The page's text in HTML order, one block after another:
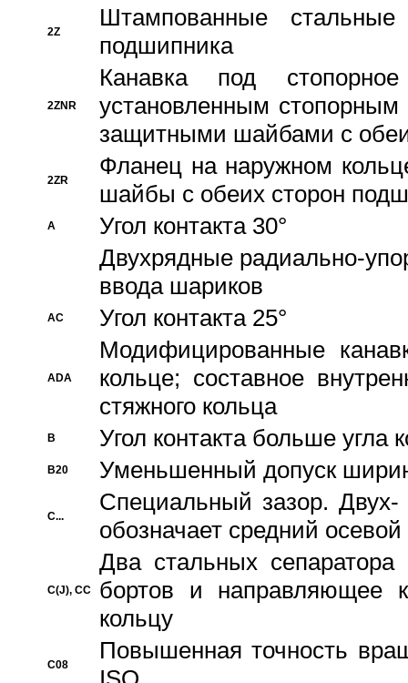
2Z
Штампованные
подшипника
2ZNR
Канавка под
установленным
защитными шайбами с
2ZR
Фланец на наружном
шайбы с обеих сторон
A
Угол контакта 30°
Двухрядные радиально-
ввода шариков
AC Угол контакта 25°
ADA
Модифицированные
кольце; составное
стяжного кольца
B Угол контакта больше угла
B20 Уменьшенный допуск
C...
Специальный зазор.
обозначает средний
C(J), CC
Два стальных сепаратора
бортов и направляющее
кольцу
C08
Повышенная точность